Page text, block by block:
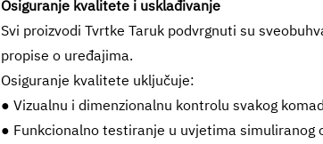
Osiguranje kvalitete i usklađivanje
Svi proizvodi Tvrtke Taruk podvrgnuti su
propise o uređajima.
Osiguranje kvalitete uključuje:
● Vizualnu i dimenzionalnu kontrolu svakog
● Funkcionalno testiranje u uvjetima simuliranog